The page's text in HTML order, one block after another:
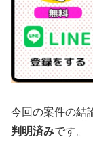
今回の案件の結
判明済みです。